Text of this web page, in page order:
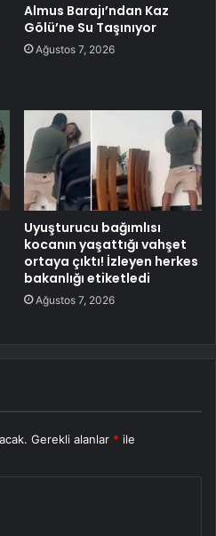
Almus Barajı’ndan Kaz
Gölü’ne Su Taşınıyor
Ağustos 7, 2026
Uyuşturucu bağımlısı
kocanın yaşattığı vahşet
ortaya çıktı! İzleyen herkes
bakanlığı etiketledi
Ağustos 7, 2026
Gerekli alanlar * ile